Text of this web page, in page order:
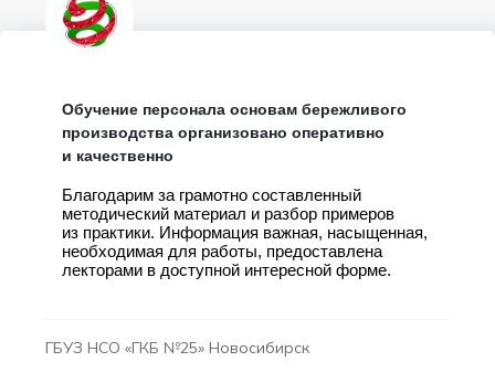
Обучение персонала основам бережливого
производства организовано оперативно
и качественно
Благодарим за грамотно составленный
методический материал и разбор примеров
из практики. Информация важная, насыщенная,
необходимая для работы, предоставлена
лекторами в доступной интересной форме.
ГБУЗ НСО «ГКБ №25» Новосибирск